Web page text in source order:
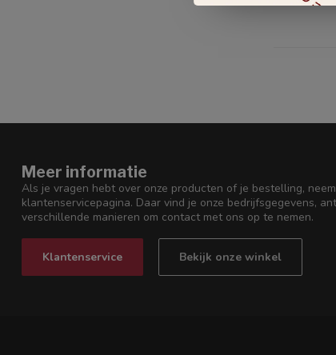
Meer informatie
Als je vragen hebt over onze producten of je bestelling,
klantenservicepagina. Daar vind je onze bedrijfsgegevens,
verschillende manieren om contact met ons op te nemen.
Klantenservice Bekijk onze winkel